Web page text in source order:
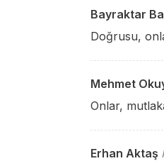
Bayraktar
Doğrusu,
Mehmet
Onlar,
Erhan Aktaş